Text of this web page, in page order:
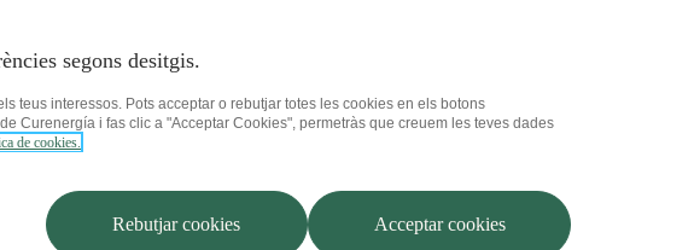
segons desitgis.
teus interessos. Pots acceptar o rebutjar totes les cookies en els botons
Curenergía i fas clic a "Acceptar Cookies", permetràs que creuem les teves dades
de cookies.
Rebutjar cookies Acceptar cookies